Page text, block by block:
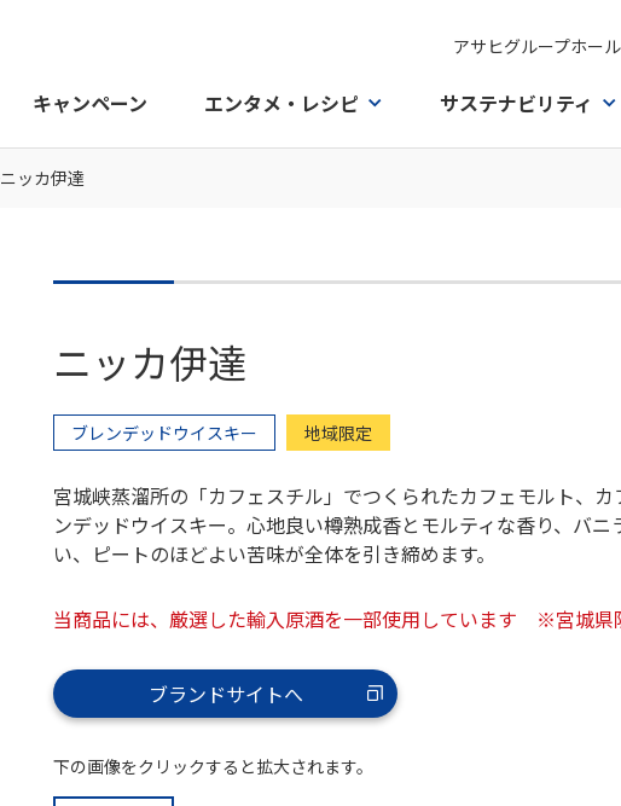
アサヒグループホー
キャンペーン エンタメ・レシピ サステナビリティ
ニッカ伊達
ニッカ伊達
ブレンデッドウイスキー 地域限定
宮城峡蒸溜所の「カフェスチル」でつくられたカフェモルト、
ンデッドウイスキー。心地良い樽熟成香とモルティな香り、バ
い、ピートのほどよい苦味が全体を引き締めます。
当商品には、厳選した輸入原酒を一部使用しています ※宮城県
ブランドサイトへ
下の画像をクリックすると拡大されます。